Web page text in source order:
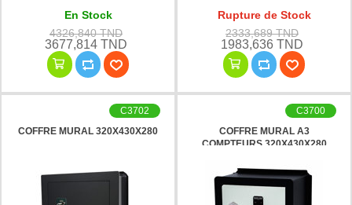
En Stock
4326,840 TND
3677,814 TND
Rupture de Stock
2333,689 TND
1983,636 TND
COFFRE MURAL 320X430X280
C3702
COFFRE MURAL A3
COMPTEURS 320X430X280
C3700